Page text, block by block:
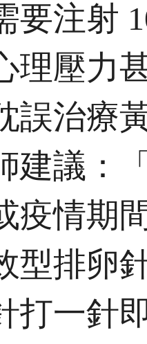
要注射
理壓力
誤治療
建議：
疫情期
型排卵
打一針